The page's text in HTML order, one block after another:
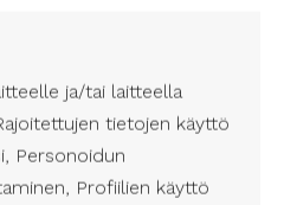
ja/tai laitteella
tietojen käyttö
Personoidun
Profiilien käyttö
panostavien
ei rajoitu ainoastaan
on myös monia
jotka sopivat